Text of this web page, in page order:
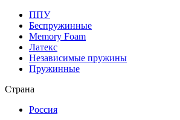
ППУ
Беспружинные
Memory Foam
Латекс
Независимые пружины
Пружинные
Страна
Россия